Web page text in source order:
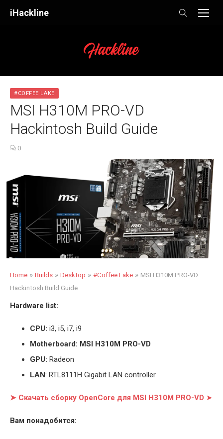
iHackline
#COFFEE LAKE
MSI H310M PRO-VD
Hackintosh Build Guide
0
Home » Builds » Desktop » #Coffee Lake » MSI H310M PRO-VD
Hackintosh Build Guide
Hardware list:
CPU: i3, i5, i7, i9
Motherboard: MSI H310M PRO-VD
GPU: Radeon
LAN: RTL8111H Gigabit LAN controller
➤ Скачать сборку OpenCore для MSI H310M PRO-VD ➤
Вам понадобится: